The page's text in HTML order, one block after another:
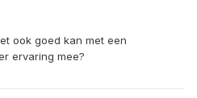
ook goed kan met een
ervaring mee?